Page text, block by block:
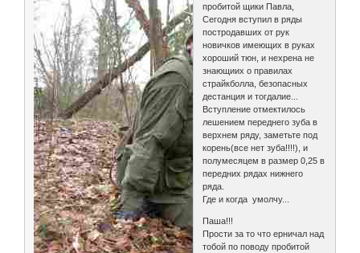
пробитой щики Павла,
Сегодня вступил в ряды
постродавших от рук
новичков имеющих в руках
хороший тюн, и нехрена не
знающиих о правилах
страйкболла, безопасных
дестанция и тогдалие...
Вступление отмектилось
лешением переднего зуба в
верхнем ряду, заметьте под
корень(все нет зуба!!!!), и
полумесяцем в размер 0,25 в
передних рядах нижнего
ряда.
Где и когда умолчу...
Паша!!!
Прости за то что ерничал над
тобой по поводу пробитой